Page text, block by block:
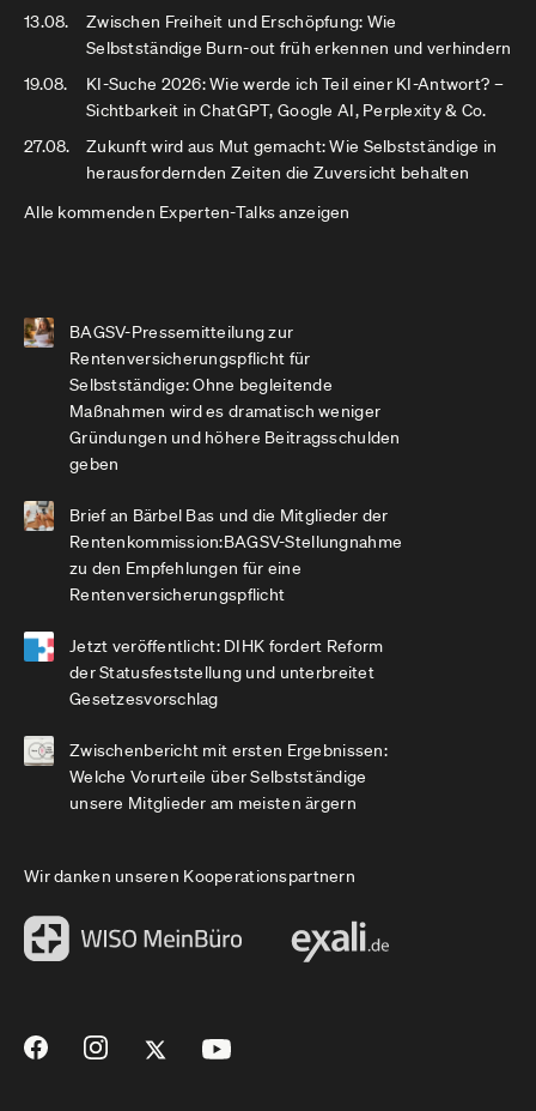
13.08.
Zwischen Freiheit und Erschöpfung: Wie
Selbstständige Burn-out früh erkennen und verhindern
19.08.
KI-Suche 2026: Wie werde ich Teil einer KI-Antwort? –
Sichtbarkeit in ChatGPT, Google AI, Perplexity & Co.
27.08.
Zukunft wird aus Mut gemacht: Wie Selbstständige in
herausfordernden Zeiten die Zuversicht behalten
Alle kommenden Experten-Talks anzeigen
BAGSV-Pressemitteilung zur
Rentenversicherungspflicht für
Selbstständige: Ohne begleitende
Maßnahmen wird es dramatisch weniger
Gründungen und höhere Beitragsschulden
geben
Brief an Bärbel Bas und die Mitglieder der
Rentenkommission:BAGSV-Stellungnahme
zu den Empfehlungen für eine
Rentenversicherungspflicht
Jetzt veröffentlicht: DIHK fordert Reform
der Statusfeststellung und unterbreitet
Gesetzesvorschlag
Zwischenbericht mit ersten Ergebnissen:
Welche Vorurteile über Selbstständige
unsere Mitglieder am meisten ärgern
Wir danken unseren Kooperationspartnern